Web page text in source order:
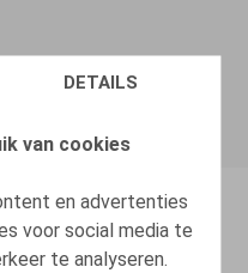
DETAILS
van cookies
en advertenties
voor social media te
te analyseren.
in